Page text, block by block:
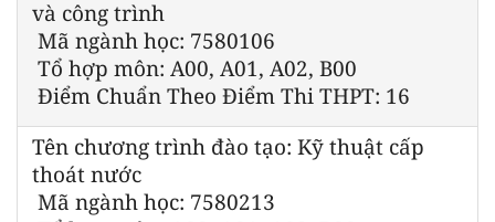
và công trình
Mã ngành học: 7580106
Tổ hợp môn: A00, A01, A02, B00
Điểm Chuẩn Theo Điểm Thi THPT: 16
Tên chương trình đào tạo: Kỹ thuật cấp
thoát nước
Mã ngành học: 7580213